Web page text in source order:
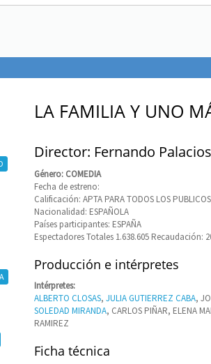
LA FAMILIA Y UNO
Director: Fernando
Género: COMEDIA
Fecha de estreno:
Calificación: APTA PARA TODOS LOS PUBLICOS
Nacionalidad: ESPAÑOLA
Países participantes: ESPAÑA
Espectadores Totales 1.638.605 Recaudación:
Producción e intérpretes
Intérpretes:
ALBERTO CLOSAS, JULIA GUTIERREZ CABA,
SOLEDAD MIRANDA, CARLOS PIÑAR, ELENA
RAMIREZ
Ficha técnica